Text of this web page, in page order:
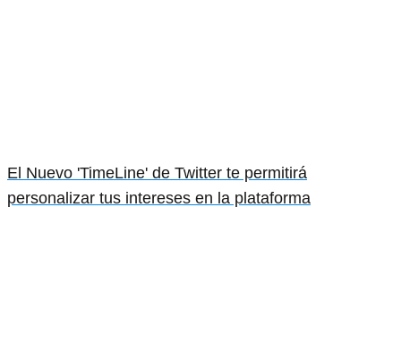
El Nuevo 'TimeLine' de Twitter te permitirá
personalizar tus intereses en la plataforma